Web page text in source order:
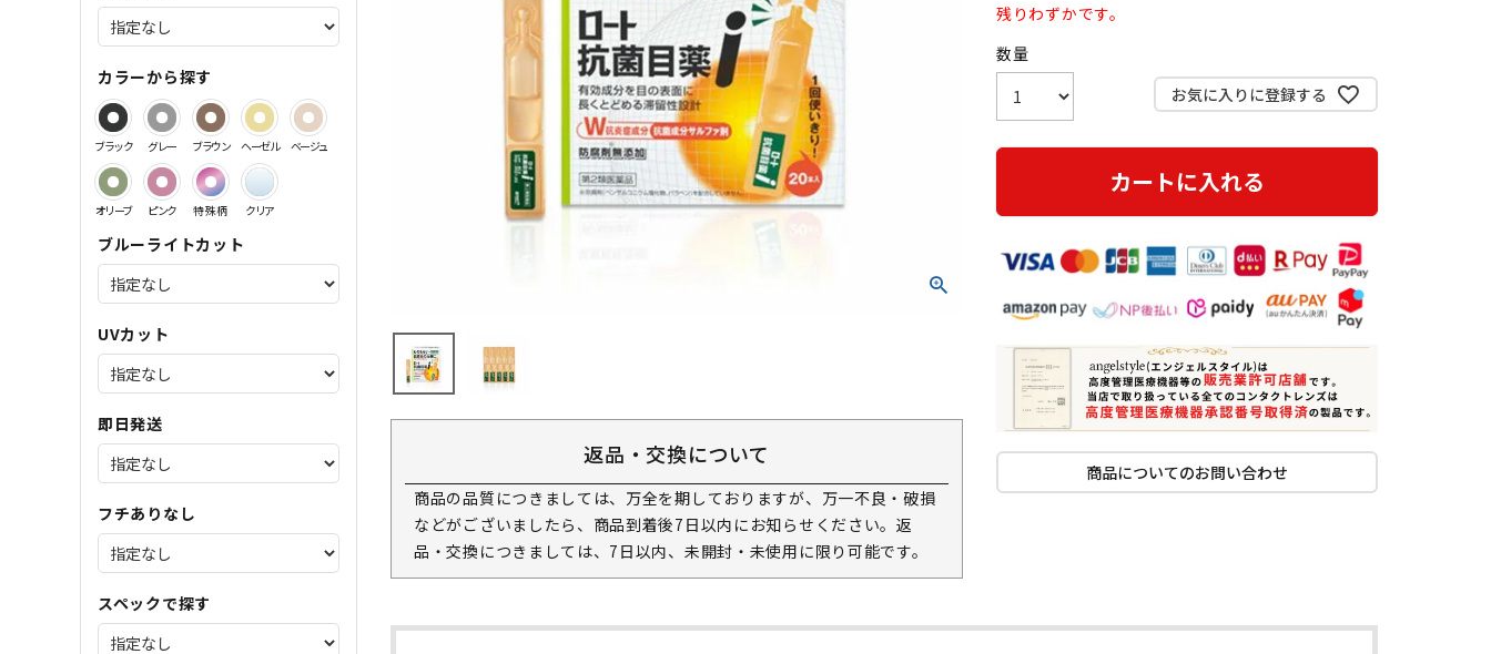
カラーから探す
ブラック グレー ブラウン ヘーゼル ベージュ
オリーブ ピンク 特殊柄 クリア
ブルーライトカット
UVカット
即日発送
フチありなし
スペックで探す
返品・交換について
商品の品質につきましては、万全を期しておりますが、万一不良・破損
などがございましたら、商品到着後7日以内にお知らせください。返
品・交換につきましては、7日以内、未開封・未使用に限り可能です。
残りわずかです。
お気に入りに登録する
カートに入れる
商品についてのお問い合わせ